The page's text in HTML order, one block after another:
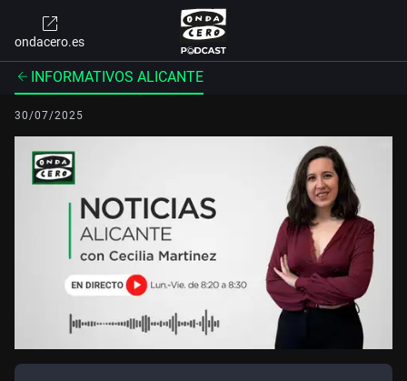
ondacero.es
INFORMATIVOS ALICANTE
30/07/2025